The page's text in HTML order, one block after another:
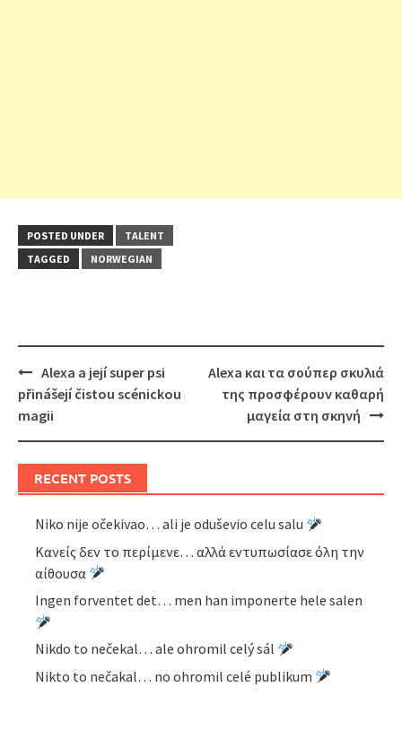
POSTED UNDER
TALENT
TAGGED
NORWEGIAN
Post
navigation
Alexa a její super psi
přinášejí čistou scénickou
magii
Alexa και τα σούπερ σκυλιά
της προσφέρουν καθαρή
μαγεία στη σκηνή
RECENT POSTS
Niko nije očekivao… ali je oduševio celu salu
Κανείς δεν το περίμενε… αλλά εντυπωσίασε όλη την
αίθουσα
Ingen forventet det… men han imponerte hele salen
Nikdo to nečekal… ale ohromil celý sál
Nikto to nečakal… no ohromil celé publikum